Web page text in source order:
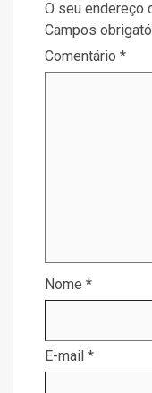
O seu endereço
Campos
Comentário *
Nome *
E-mail *